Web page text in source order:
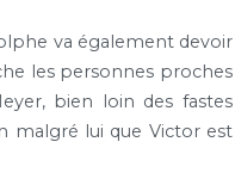
va également devoir
les personnes proches
bien loin des fastes
malgré lui que Victor est